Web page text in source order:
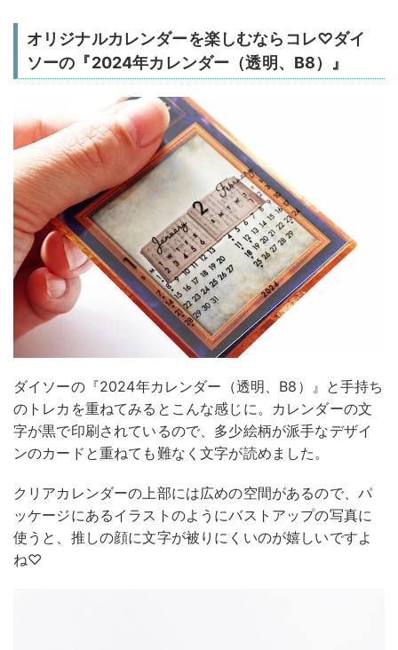
オリジナルカレンダーを楽しむならコレ♡ダイ
ソーの『2024年カレンダー（透明、B8）』
ダイソーの『2024年カレンダー（透明、B8）』と手持ち
のトレカを重ねてみるとこんな感じに。カレンダーの文
字が黒で印刷されているので、多少絵柄が派手なデザイ
ンのカードと重ねても難なく文字が読めました。
クリアカレンダーの上部には広めの空間があるので、パ
ッケージにあるイラストのようにバストアップの写真に
使うと、推しの顔に文字が被りにくいのが嬉しいですよ
ね♡